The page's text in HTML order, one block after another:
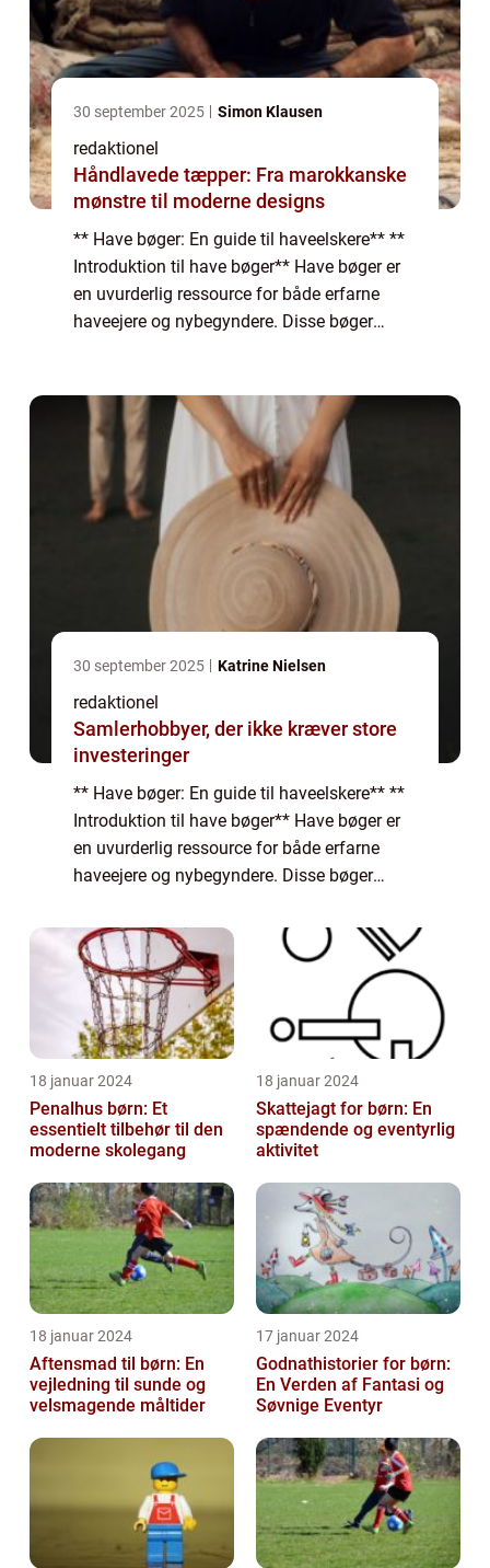
30 september 2025 Simon Klausen
redaktionel
Håndlavede tæpper: Fra marokkanske
mønstre til moderne designs
** Have bøger: En guide til haveelskere** **
Introduktion til have bøger** Have bøger er
en uvurderlig ressource for både erfarne
haveejere og nybegyndere. Disse bøger
30 september 2025 Katrine Nielsen
redaktionel
Samlerhobbyer, der ikke kræver store
investeringer
** Have bøger: En guide til haveelskere** **
Introduktion til have bøger** Have bøger er
en uvurderlig ressource for både erfarne
haveejere og nybegyndere. Disse bøger
planlægning og design af en have til plej...
18 januar 2024
Penalhus børn: Et
essentielt tilbehør til den
moderne skolegang
18 januar 2024
Skattejagt for børn: En
spændende og eventyrlig
aktivitet
18 januar 2024
Aftensmad til børn: En
vejledning til sunde og
velsmagende måltider
17 januar 2024
Godnathistorier for børn:
En Verden af Fantasi og
Søvnige Eventyr